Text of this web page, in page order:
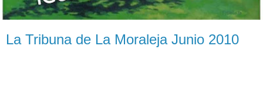
La Tribuna de La Moraleja Junio 2010